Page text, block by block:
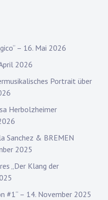
– 16. Mai 2026
2026
Portrait über
Herbolzheimer
Sanchez & BREMEN
2025
„Der Klang der
#1“ – 14. November 2025